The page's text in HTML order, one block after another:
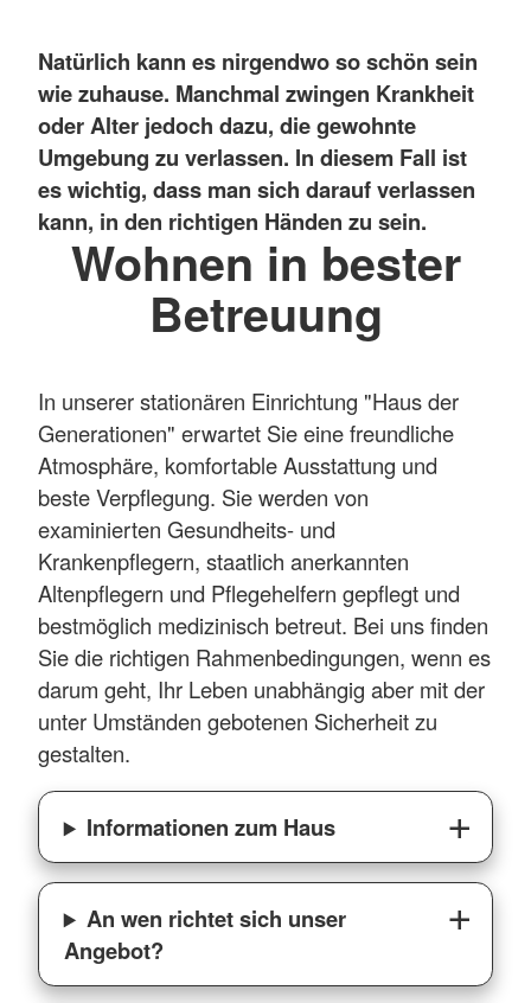
Natürlich kann es nirgendwo so schön sein
wie zuhause. Manchmal zwingen Krankheit
oder Alter jedoch dazu, die gewohnte
Umgebung zu verlassen. In diesem Fall ist
es wichtig, dass man sich darauf verlassen
kann, in den richtigen Händen zu sein.
Wohnen in bester
Betreuung
In unserer stationären Einrichtung "Haus der
Generationen" erwartet Sie eine freundliche
Atmosphäre, komfortable Ausstattung und
beste Verpflegung. Sie werden von
examinierten Gesundheits- und
Krankenpflegern, staatlich anerkannten
Altenpflegern und Pflegehelfern gepflegt und
bestmöglich medizinisch betreut. Bei uns finden
Sie die richtigen Rahmenbedingungen, wenn es
darum geht, Ihr Leben unabhängig aber mit der
unter Umständen gebotenen Sicherheit zu
gestalten.
Informationen zum Haus
An wen richtet sich unser
Angebot?